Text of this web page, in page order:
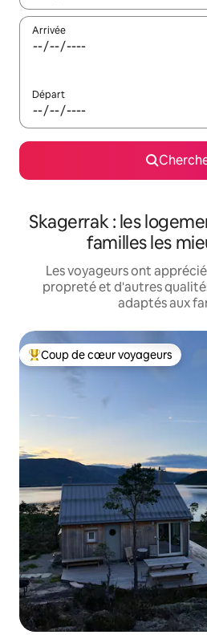
Arrivée
Départ
Skagerrak : les
familles les
Les voyageurs ont
propreté et d'autres
adaptés aux
Coup de cœur voyageurs parmi
Coup de cœur voyageurs